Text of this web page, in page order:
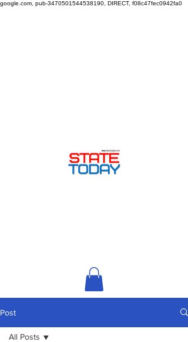
google.com, pub-3470501544538190, DIRECT, f08c47fec0942fa0
Post
All Posts